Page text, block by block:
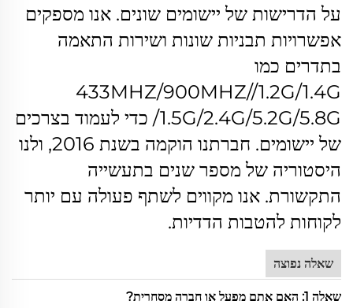
על הדרישות של יישומים שונים. אנו מספקים
אפשרויות תבניות שונות ושירות התאמה
בתדרים כמו
433MHZ/900MHZ//1.2G/1.4G
/1.5G/2.4G/5.2G/5.8G כדי לעמוד בצרכים
של יישומים.
חברתנו הוקמה בשנת 2016, ולנו
היסטוריה של מספר שנים בתעשייה
התקשורת. אנו מקווים לשתף פעולה עם יותר
לקוחות להטבות הדדיות.
שאלה נפוצה
שאלה 1: האם אתם מפעל או חברה מסחרית?